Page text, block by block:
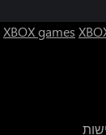
XBOX games